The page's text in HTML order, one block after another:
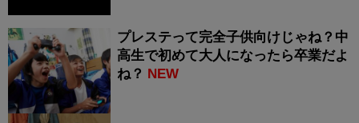
プレステって完全子供向けじゃね？中
高生で初めて大人になったら卒業だよ
ね？ NEW